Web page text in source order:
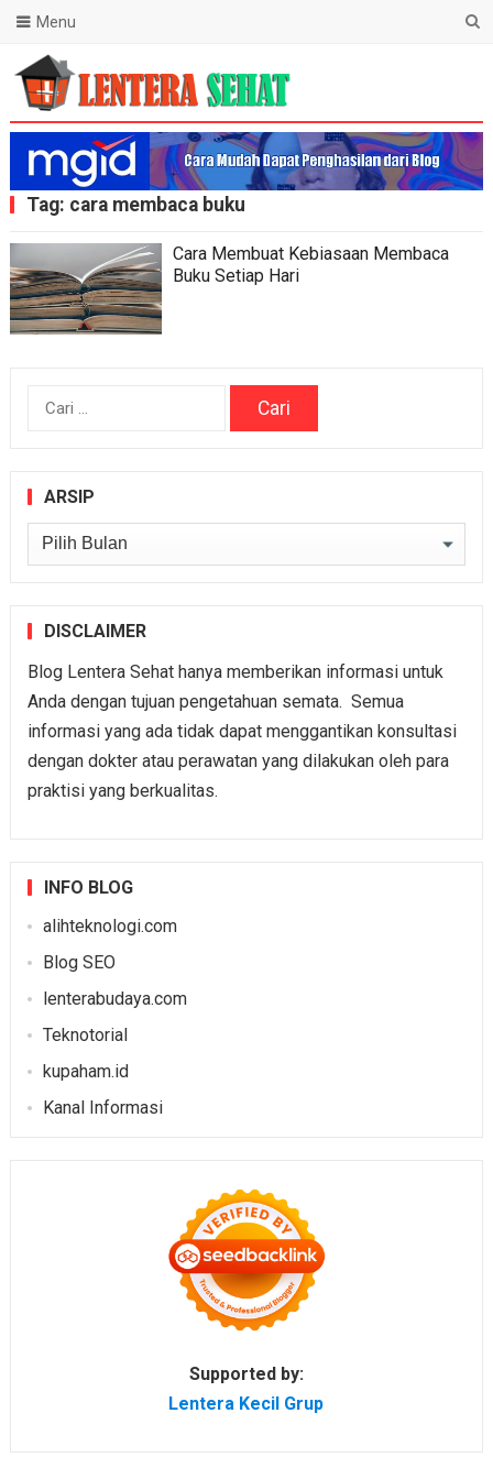
Lentera Sehat
Menu
Tag: cara membaca buku
Cara Membuat Kebiasaan Membaca
Buku Setiap Hari
Cari
ARSIP
Arsip
DISCLAIMER
Blog Lentera Sehat hanya memberikan informasi untuk
Anda dengan tujuan pengetahuan semata. Semua
informasi yang ada tidak dapat menggantikan konsultasi
dengan dokter atau perawatan yang dilakukan oleh para
praktisi yang berkualitas.
INFO BLOG
alihteknologi.com
Blog SEO
lenterabudaya.com
Teknotorial
kupaham.id
Kanal Informasi
Supported by:
Lentera Kecil Grup